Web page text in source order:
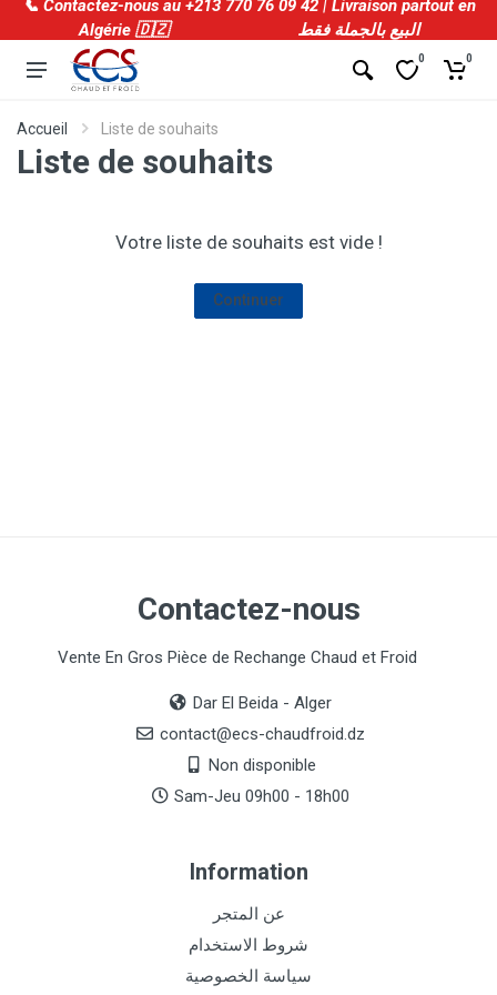
📞 Contactez-nous au +213 770 76 09 42 | Livraison partout en
Algérie 🇩🇿 البيع بالجملة فقط
0 0
Accueil Liste de souhaits
Liste de souhaits
Votre liste de souhaits est vide !
Continuer
Contactez-nous
Vente En Gros Pièce de Rechange Chaud et Froid
Dar El Beida - Alger
contact@ecs-chaudfroid.dz
Non disponible
Sam-Jeu 09h00 - 18h00
Information
عن المتجر
شروط الاستخدام
سياسة الخصوصية